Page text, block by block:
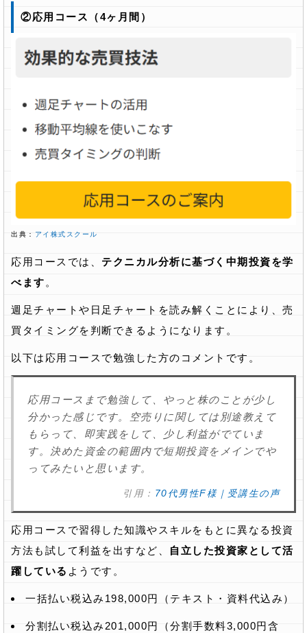
②応用コース（4ヶ月間）
出典： アイ株式スクール
応用コースでは、 テクニカル分析に基づく中期投資を学
べます 。
週足チャートや日足チャートを読み解くことにより、売
買タイミングを判断できるようになります。
以下は応用コースで勉強した方のコメントです。
応用コースまで勉強して、やっと株のことが少し
分かった感じです。空売りに関しては別途教えて
もらって、即実践をして、少し利益がでていま
す。決めた資金の範囲内で短期投資をメインでや
ってみたいと思います。
引用： 70代男性F様｜受講生の声
応用コースで習得した知識やスキルをもとに異なる投資
方法も試して利益を出すなど、
自立した投資家として活
躍している ようです。
一括払い税込み198,000円（テキスト・資料代込み）
分割払い税込み201,000円（分割手数料3,000円含